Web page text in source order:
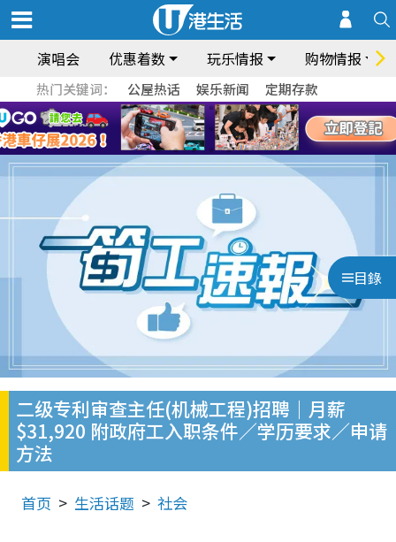
演唱会 优惠着数 玩乐情报 购物情报
热门关键词： 公屋热话 娱乐新闻 定期存款
目錄
二级专利审查主任(机械工程)招聘｜月薪
$31,920 附政府工入职条件／学历要求／申请
方法
首页 生活话题 社会